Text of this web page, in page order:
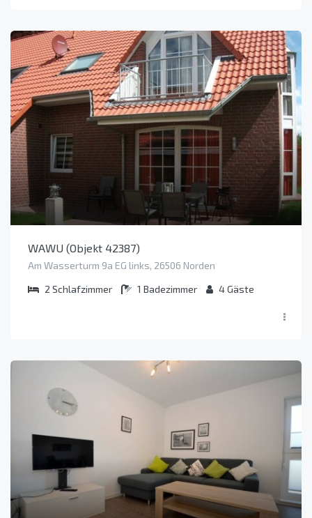
WAWU (Objekt 42387)
Am Wasserturm 9a EG links, 26506 Norden
2 Schlafzimmer 1 Badezimmer 4Gäste